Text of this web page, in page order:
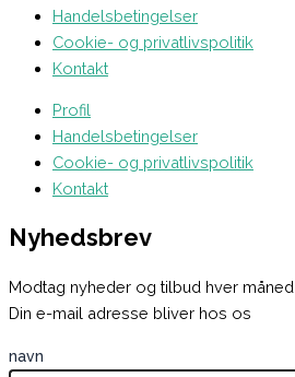
Handelsbetingelser
Cookie- og privatlivspolitik
Kontakt
Profil
Handelsbetingelser
Cookie- og privatlivspolitik
Kontakt
Nyhedsbrev
Modtag nyheder og tilbud hver måned
Din e-mail adresse bliver hos os
navn